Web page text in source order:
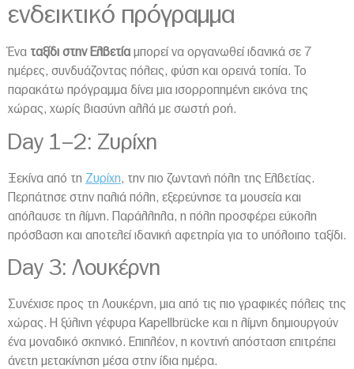
ενδεικτικό πρόγραμμα
Ένα ταξίδι στην Ελβετία μπορεί να οργανωθεί ιδανικά σε 7
ημέρες, συνδυάζοντας πόλεις, φύση και ορεινά τοπία. Το
παρακάτω πρόγραμμα δίνει μια ισορροπημένη εικόνα της
χώρας, χωρίς βιασύνη αλλά με σωστή ροή.
Day 1–2: Ζυρίχη
Ξεκίνα από τη Ζυρίχη, την πιο ζωντανή πόλη της Ελβετίας.
Περπάτησε στην παλιά πόλη, εξερεύνησε τα μουσεία και
απόλαυσε τη λίμνη. Παράλληλα, η πόλη προσφέρει εύκολη
πρόσβαση και αποτελεί ιδανική αφετηρία για το υπόλοιπο ταξίδι.
Day 3: Λουκέρνη
Συνέχισε προς τη Λουκέρνη, μια από τις πιο γραφικές πόλεις της
χώρας. Η ξύλινη γέφυρα Kapellbrücke και η λίμνη δημιουργούν
ένα μοναδικό σκηνικό. Επιπλέον, η κοντινή απόσταση επιτρέπει
άνετη μετακίνηση μέσα στην ίδια ημέρα.